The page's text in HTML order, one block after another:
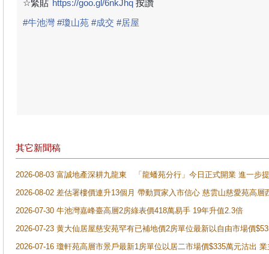
☆緊貼 https://goo.gl/6nkJhq 按讚
#牛池灣 #瓊山苑 #成交 #居屋
其它新聞稿
2026-08-03 富誠地產深耕九龍東 「龍蟠苑分行」今日正式開業 進一步
2026-08-02 差估署樓價連升13個月 帶動買家入市信心 慈雲山慈愛苑高層
2026-07-30 牛池灣嘉峰臺高層2房綠表價418萬易手 19年升值2.3倍
2026-07-23 黄大仙居屋慈安苑罕有已補地價2房單位最新以自由市場價
2026-07-16 瓊軒苑高層市景戶最新1房單位以居二市場價$335萬元沽出